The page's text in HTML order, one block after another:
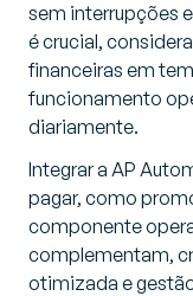
sem interrupções
é crucial,
financeiras em
funcionamento
diariamente.
Integrar a AP
pagar, como
componente
complementam,
otimizada e